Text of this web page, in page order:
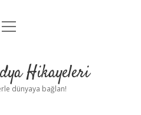
Uyarı
menüyü
Hikayeleri
dünyaya bağlan!